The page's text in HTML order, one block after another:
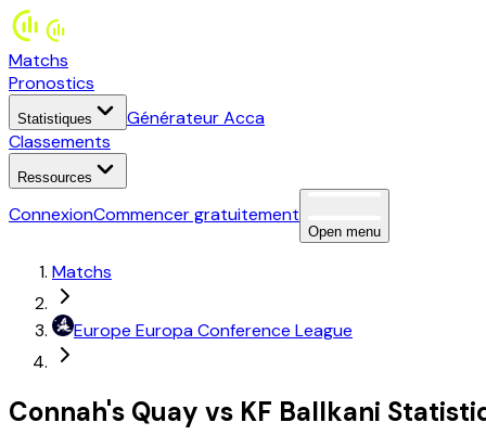
Matchs
Pronostics
Statistiques
Générateur Acca
Classements
Ressources
ConnexionCommencer gratuitement
Open menu
Matchs
Europe Europa Conference League
Connah's Quay vs KF Ballkani